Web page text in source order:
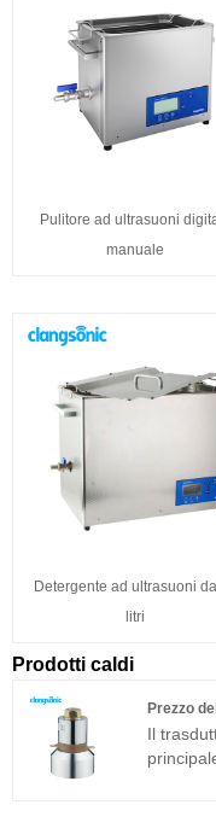
Pulitore ad ultrasuoni
manuale
Detergente ad ultrasuoni
litri
Prodotti caldi
Prezzo
Il